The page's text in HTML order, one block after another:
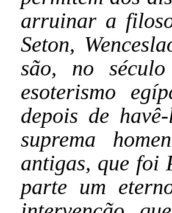
arruinar a
Seton,
são, no
esoterismo
depois de
suprema
antigas, que foi
parte um